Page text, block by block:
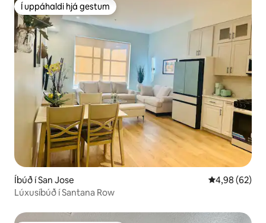
Í uppáhaldi hjá gestum
Í uppáhaldi hjá gestum
Íbúð í San Jose 4,98 af 5 í
4,98 (62)
Lúxusíbúð í Santana Row